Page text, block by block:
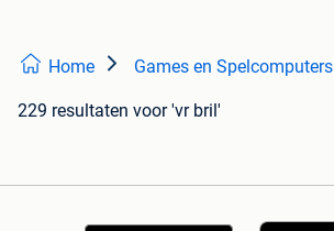
Home Games en Spelcomputers
229 resultaten voor 'vr bril'